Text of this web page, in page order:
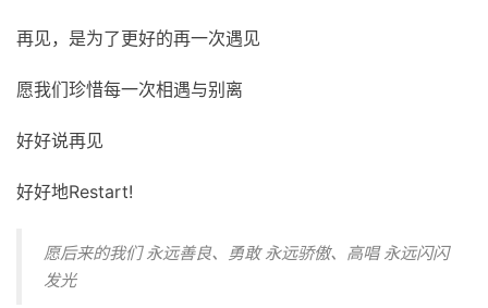
再见，是为了更好的再一次遇见
愿我们珍惜每一次相遇与别离
好好说再见
好好地Restart!
愿后来的我们 永远善良、勇敢 永远骄傲、高唱 永远闪闪
发光